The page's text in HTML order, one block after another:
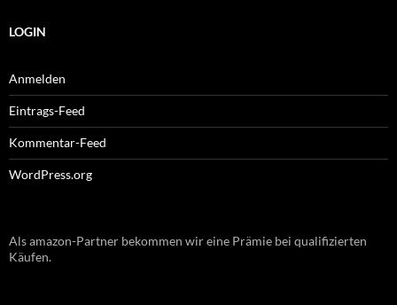
LOGIN
Anmelden
Eintrags-Feed
Kommentar-Feed
WordPress.org
Als amazon-Partner bekommen wir eine Prämie bei qualifizierten
Käufen.